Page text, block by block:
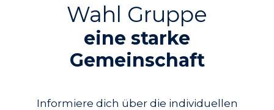
Wahl Gruppe
eine starke
Gemeinschaft
Informiere dich über die individuellen